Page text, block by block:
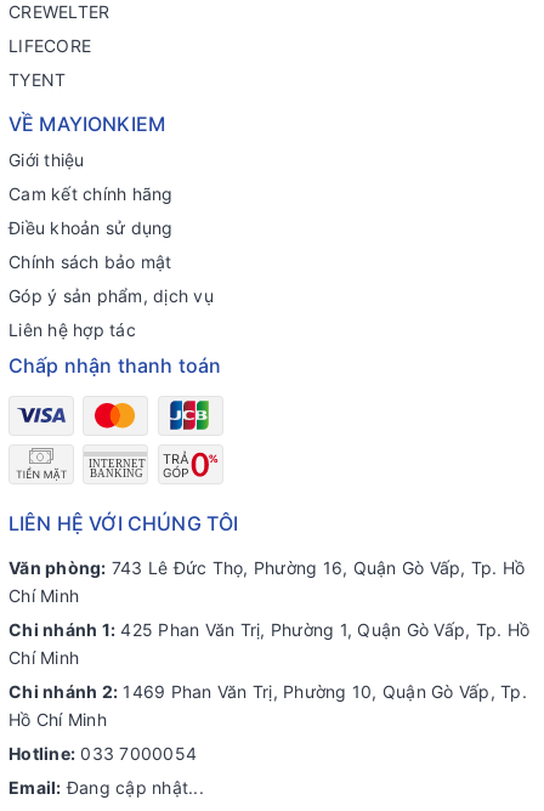
CREWELTER
LIFECORE
TYENT
VỀ MAYIONKIEM
Giới thiệu
Cam kết chính hãng
Điều khoản sử dụng
Chính sách bảo mật
Góp ý sản phẩm, dịch vụ
Liên hệ hợp tác
Chấp nhận thanh toán
LIÊN HỆ VỚI CHÚNG TÔI
Văn phòng: 743 Lê Đức Thọ, Phường 16, Quận Gò Vấp, Tp. Hồ
Chí Minh
Chi nhánh 1: 425 Phan Văn Trị, Phường 1, Quận Gò Vấp, Tp. Hồ
Chí Minh
Chi nhánh 2: 1469 Phan Văn Trị, Phường 10, Quận Gò Vấp, Tp.
Hồ Chí Minh
Hotline: 033 7000054
Email: Đang cập nhật...